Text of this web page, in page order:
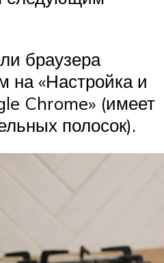
браузера
на «Настройка и
Chrome» (имеет
полосок).